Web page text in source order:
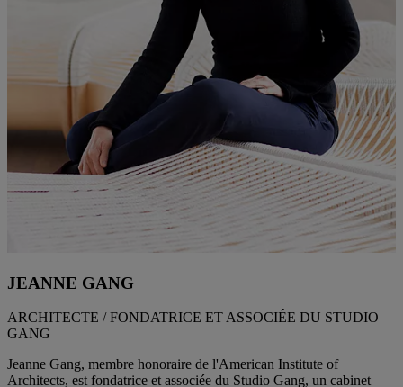
JEANNE GANG
ARCHITECTE / FONDATRICE ET ASSOCIÉE DU STUDIO
GANG
Jeanne Gang, membre honoraire de l'American Institute of
Architects, est fondatrice et associée du Studio Gang, un cabinet